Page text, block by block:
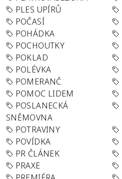
PLES UPÍRŮ
POČASÍ
POHÁDKA
POCHOUTKY
POKLAD
POLÉVKA
POMERANČ
POMOC LIDEM
POSLANECKÁ
SNĚMOVNA
POTRAVINY
POVÍDKA
PR ČLÁNEK
PRAXE